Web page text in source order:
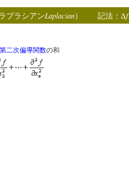
プラシアンLaplacian） 記法：Δf
第二次偏導関数の和